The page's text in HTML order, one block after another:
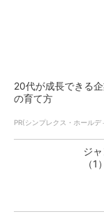
20代が成長できる
の育て方
PR(シンプレクス・ホールデ
ジ
（1）